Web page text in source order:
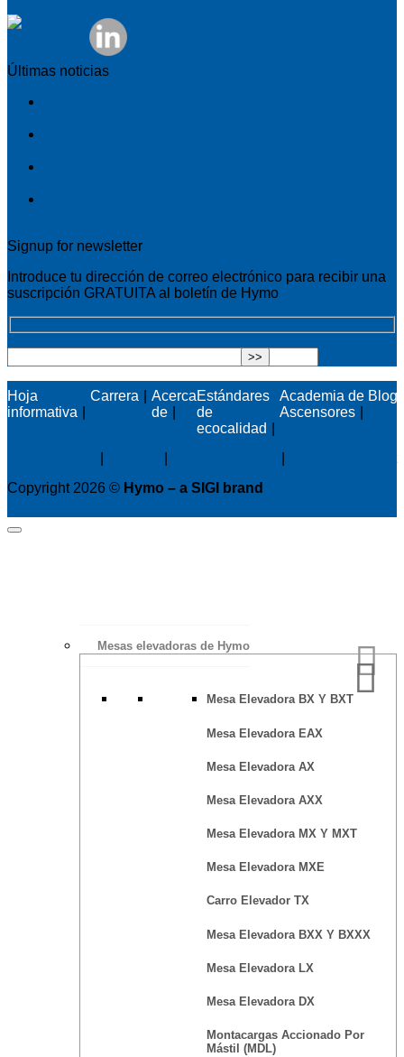
Últimas noticias
Signup for newsletter
Introduce tu dirección de correo electrónico para recibir una
suscripción GRATUITA al boletín de Hymo
Hoja
informativa
Carrera
Acerca
de
Estándares
de
ecocalidad
Academia de
Ascensores
Blog
Copyright 2026 © Hymo – a SIGI brand
Mesas elevadoras de Hymo
Mesa Elevadora BX Y BXT
Mesa Elevadora EAX
Mesa Elevadora AX
Mesa Elevadora AXX
Mesa Elevadora MX Y MXT
Mesa Elevadora MXE
Carro Elevador TX
Mesa Elevadora BXX Y BXXX
Mesa Elevadora LX
Mesa Elevadora DX
Montacargas Accionado Por
Mástil (MDL)